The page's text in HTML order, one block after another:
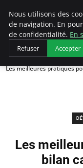
Accueil
Développement
Les meilleures pratiques
Les
bilan
Nous utilisons des
de navigation. En
de confidentialité. En
Refuser Accepter